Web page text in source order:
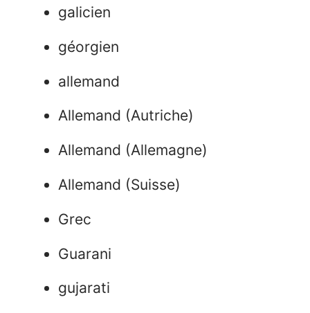
galicien
géorgien
allemand
Allemand (Autriche)
Allemand (Allemagne)
Allemand (Suisse)
Grec
Guarani
gujarati